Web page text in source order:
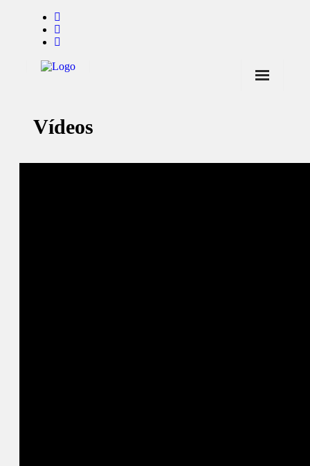
Notícias
Vídeos